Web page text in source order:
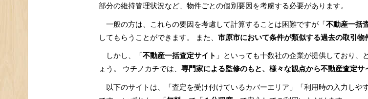
部分の維持管理状況など、物件ごとの個別要因を考慮する必要があります。
一般の方は、これらの要因を考慮して計算することは困難ですが「不動産一括
してもらうことができます。 また、 市原市において条件が類似する過去の取引
しかし、「不動産一括査定サイト 」といっても十数社の企業が提供しており
ょう。 ウチノカチでは、 専門家による監修のもと、様々な観点から不動産査定サ
以下のサイトは、「査定を受け付けているカバーエリア」「利用時の入力し